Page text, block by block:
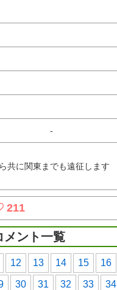
-
共に関東までも遠征します
211
メント一覧
12 13 14 15 16
30 31 32 33 34